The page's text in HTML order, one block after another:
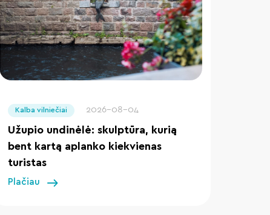
Kalba vilniečiai 2026-08-04
Užupio undinėlė: skulptūra, kurią
bent kartą aplanko kiekvienas
turistas
Plačiau